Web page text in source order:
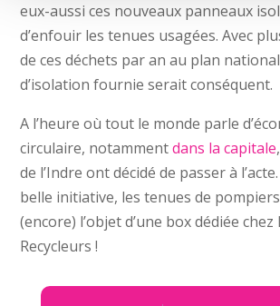
eux-aussi ces nouveaux panneaux
d’enfouir les tenues usagées. Avec
de ces déchets par an au plan
d’isolation fournie serait conséquent.
A l’heure où tout le monde parle
circulaire, notammentdans la capitale
de l’Indre ont décidé de passer à
belle initiative, les tenues de
(encore) l’objet d’une box dédiée chez
Recycleurs !